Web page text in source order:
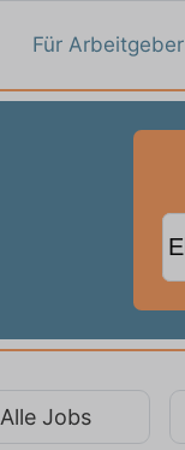
Für Arbeitgeber
Alle Jobs